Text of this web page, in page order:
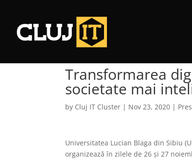
Transformarea
societate mai
by Cluj IT Cluster | Nov 23, 2020 |
Universitatea Lucian Blaga din Sibiu
organizează în zilele de 26 și 27